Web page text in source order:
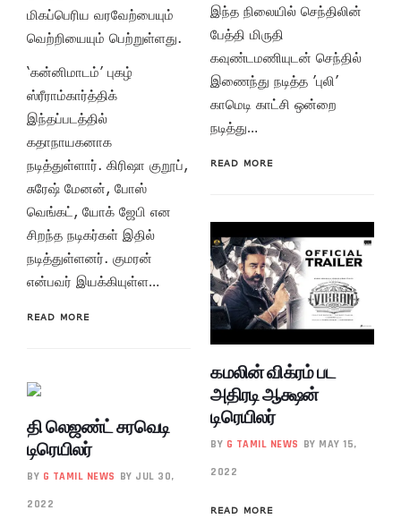
மிகப்பெரிய வரவேற்பையும்
வெற்றியையும் பெற்றுள்ளது.
‘கன்னிமாடம்’ புகழ்
ஸ்ரீராம்கார்த்திக்
இந்தப்படத்தில்
கதாநாயகனாக
நடித்துள்ளார். கிரிஷா குறூப்,
சுரேஷ் மேனன், போஸ்
வெங்கட், யோக் ஜேபி என
சிறந்த நடிகர்கள் இதில்
நடித்துள்ளனர். குமரன்
என்பவர் இயக்கியுள்ள…
READ MORE
தி லெஜண்ட் சரவெடி
டிரெயிலர்
BY G TAMIL NEWS BY JUL 30,
2022
இந்த நிலையில் செந்திலின்
பேத்தி மிருதி
கவுண்டமணியுடன் செந்தில்
இணைந்து நடித்த ’புலி’
காமெடி காட்சி ஒன்றை
நடித்து…
READ MORE
கமலின் விக்ரம் பட
அதிரடி ஆக்ஷன்
டிரெயிலர்
BY G TAMIL NEWS BY MAY 15,
2022
READ MORE